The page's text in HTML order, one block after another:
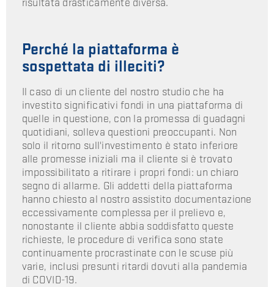
risultata drasticamente diversa.
Perché la piattaforma è
sospettata di illeciti?
Il caso di un cliente del nostro studio che ha
investito significativi fondi in una piattaforma di
quelle in questione, con la promessa di guadagni
quotidiani, solleva questioni preoccupanti. Non
solo il ritorno sull'investimento è stato inferiore
alle promesse iniziali ma il cliente si è trovato
impossibilitato a ritirare i propri fondi: un chiaro
segno di allarme. Gli addetti della piattaforma
hanno chiesto al nostro assistito documentazione
eccessivamente complessa per il prelievo e,
nonostante il cliente abbia soddisfatto queste
richieste, le procedure di verifica sono state
continuamente procrastinate con le scuse più
varie, inclusi presunti ritardi dovuti alla pandemia
di COVID-19.